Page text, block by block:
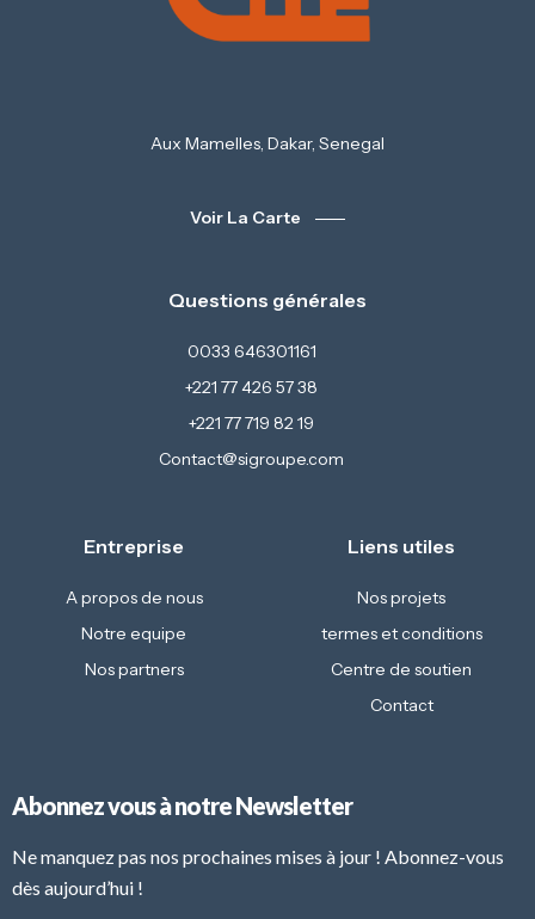
Aux Mamelles, Dakar, Senegal
Voir La Carte
Questions générales
0033 646301161
+221 77 426 57 38
+221 77 719 82 19
Contact@sigroupe.com
Entreprise
A propos de nous
Notre equipe
Nos partners
Liens utiles
Nos projets
termes et conditions
Centre de soutien
Contact
Abonnez vous à notre Newsletter
Ne manquez pas nos prochaines mises à jour ! Abonnez-vous
dès aujourd’hui !